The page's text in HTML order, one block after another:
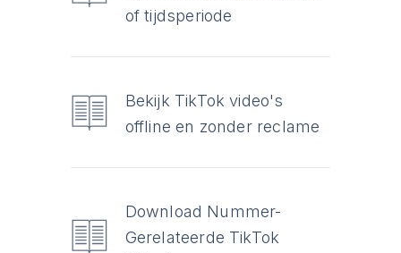
of tijdsperiode
Bekijk TikTok video's
offline en zonder reclame
Download Nummer-
Gerelateerde TikTok